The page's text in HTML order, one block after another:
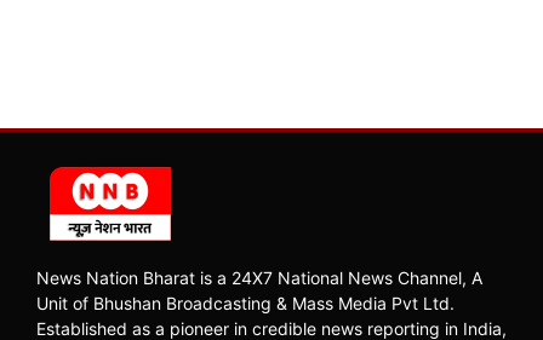
News Nation Bharat is a 24X7 National News Channel, A
Unit of Bhushan Broadcasting & Mass Media Pvt Ltd.
Established as a pioneer in credible news reporting in India,